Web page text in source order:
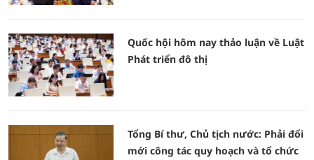
Quốc hội hôm nay thảo luận về Luật
Phát triển đô thị
Tổng Bí thư, Chủ tịch nước: Phải đổi
mới công tác quy hoạch và tổ chức